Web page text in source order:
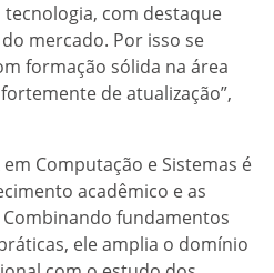
com destaque
mercado. Por isso se
formação sólida na área
de atualização”,
Computação e Sistemas é
acadêmico e as
fundamentos
ele amplia o domínio